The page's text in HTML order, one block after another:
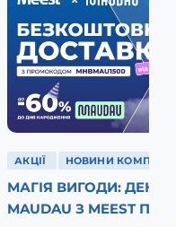
АКЦІЇ НОВИНИ КОМПАНІЇ
МАГІЯ ВИГОДИ:
MAUDAU З MEEST